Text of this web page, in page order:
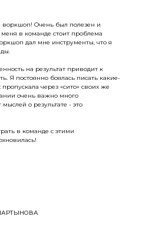
воркшоп! Очень был полезен и
в команде стоит проблема
дал мне инструменты, что я
на результат приводит к
Я постоянно боялась писать какие-
через «сито» своих же
очень важно много
о результате - это
в команде с этими